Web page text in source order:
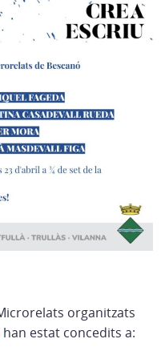
organitzats
han estat concedits a: